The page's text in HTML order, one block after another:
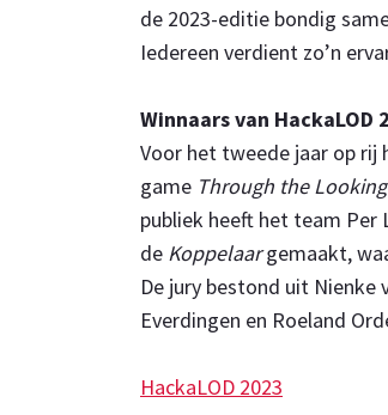
de 2023-editie bondig
Iedereen verdient zo’n
Winnaars van HackaLOD
Voor het tweede jaar op rij
game Through the
publiek heeft het team Per
de Koppelaargemaakt,
De jury bestond uit Nienke
Everdingen en Roeland
HackaLOD 2023